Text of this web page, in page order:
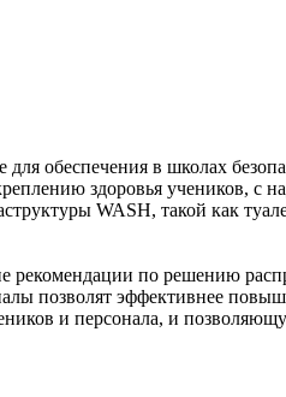
обеспечения в школах
здоровья учеников, с
WASH, такой как
рекомендации по решению
позволят эффективнее
и персонала, и